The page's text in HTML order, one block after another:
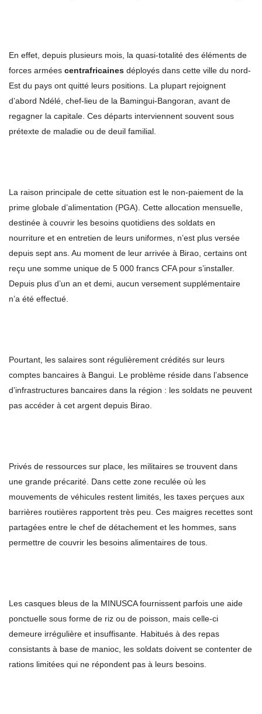
En effet, depuis plusieurs mois, la quasi-totalité des éléments de
forces armées centrafricaines déployés dans cette ville du nord-
Est du pays ont quitté leurs positions. La plupart rejoignent
d’abord Ndélé, chef-lieu de la Bamingui-Bangoran, avant de
regagner la capitale. Ces départs interviennent souvent sous
prétexte de maladie ou de deuil familial.
La raison principale de cette situation est le non-paiement de la
prime globale d’alimentation (PGA). Cette allocation mensuelle,
destinée à couvrir les besoins quotidiens des soldats en
nourriture et en entretien de leurs uniformes, n’est plus versée
depuis sept ans. Au moment de leur arrivée à Birao, certains ont
reçu une somme unique de 5 000 francs CFA pour s’installer.
Depuis plus d’un an et demi, aucun versement supplémentaire
n’a été effectué.
Pourtant, les salaires sont régulièrement crédités sur leurs
comptes bancaires à Bangui. Le problème réside dans l’absence
d’infrastructures bancaires dans la région : les soldats ne peuvent
pas accéder à cet argent depuis Birao.
Privés de ressources sur place, les militaires se trouvent dans
une grande précarité. Dans cette zone reculée où les
mouvements de véhicules restent limités, les taxes perçues aux
barrières routières rapportent très peu. Ces maigres recettes sont
partagées entre le chef de détachement et les hommes, sans
permettre de couvrir les besoins alimentaires de tous.
Les casques bleus de la MINUSCA fournissent parfois une aide
ponctuelle sous forme de riz ou de poisson, mais celle-ci
demeure irrégulière et insuffisante. Habitués à des repas
consistants à base de manioc, les soldats doivent se contenter de
rations limitées qui ne répondent pas à leurs besoins.